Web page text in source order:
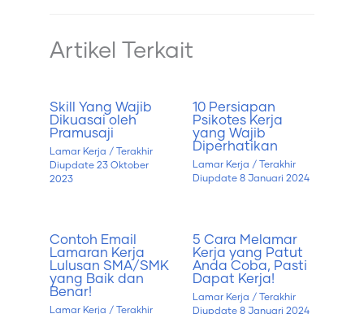
Artikel Terkait
Skill Yang Wajib
Dikuasai oleh
Pramusaji
Lamar Kerja / Terakhir
Diupdate 23 Oktober
2023
10 Persiapan
Psikotes Kerja
yang Wajib
Diperhatikan
Lamar Kerja / Terakhir
Diupdate8 Januari 2024
Contoh Email
Lamaran Kerja
Lulusan SMA/SMK
yang Baik dan
Benar!
Lamar Kerja / Terakhir
5 Cara Melamar
Kerja yang Patut
Anda Coba, Pasti
Dapat Kerja!
Lamar Kerja / Terakhir
Diupdate8 Januari 2024